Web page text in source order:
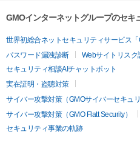
GMOインターネットグループのセキ
世界初総合ネットセキュリティサービス「
パスワード漏洩診断
Webサイトリスク
セキュリティ相談AIチャットボット
実在証明・盗聴対策
サイバー攻撃対策（GMOサイバーセキュ
サイバー攻撃対策（GMO Flatt Security）
セキュリティ事業の軌跡